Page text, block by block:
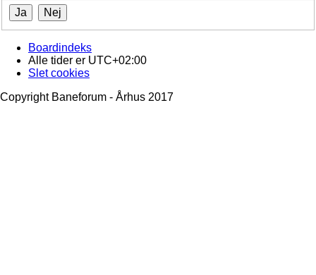
Boardindeks
Alle tider er UTC+02:00
Slet cookies
Copyright Baneforum - Århus 2017